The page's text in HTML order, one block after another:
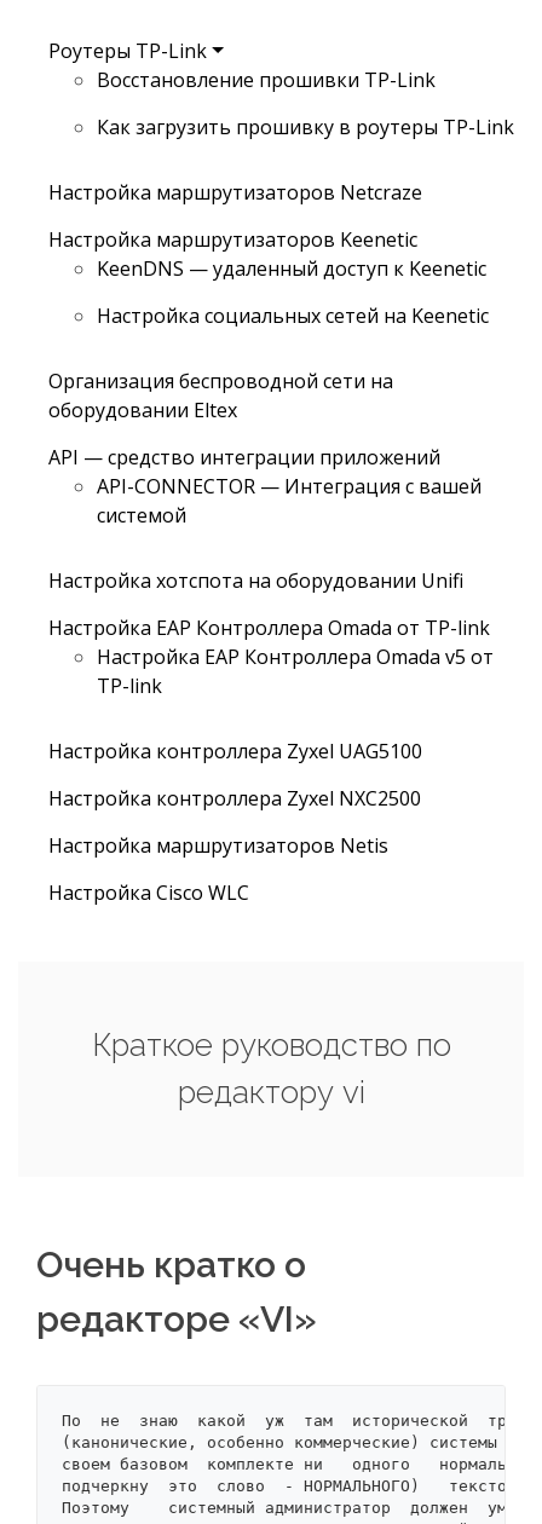
Роутеры TP-Link
Восстановление прошивки TP-Link
Как загрузить прошивку в роутеры TP-Link
Настройка маршрутизаторов Netcraze
Настройка маршрутизаторов Keenetic
KeenDNS — удаленный доступ к Keenetic
Настройка социальных сетей на Keenetic
Организация беспроводной сети на
оборудовании Eltex
API — средство интеграции приложений
API-CONNECTOR — Интеграция с вашей
системой
Настройка хотспота на оборудовании Unifi
Настройка EAP Контроллера Omada от TP-link
Настройка EAP Контроллера Omada v5 от
TP-link
Настройка контроллера Zyxel UAG5100
Настройка контроллера Zyxel NXC2500
Настройка маршрутизаторов Netis
Настройка Cisco WLC
Краткое руководство по
редактору vi
Очень кратко о
редакторе «VI»
По  не  знаю  какой  уж  там  исторической
(канонические, особенно коммерческие) системы
своем базовом  комплекте ни   одного
подчеркну  это  слово  - НОРМАЛЬНОГО)
Поэтому    системный администратор  должен  уметь